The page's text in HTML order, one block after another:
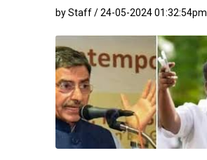
by Staff / 24-05-2024 01:32:54pm